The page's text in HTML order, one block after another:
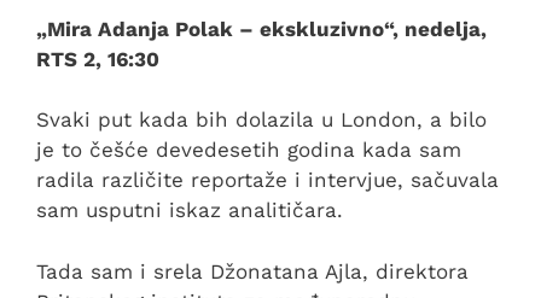
„Mira Adanja Polak – ekskluzivno“, nedelja,
RTS 2, 16:30
Svaki put kada bih dolazila u London, a bilo
je to češće devedesetih godina kada sam
radila različite reportaže i intervjue, sačuvala
sam usputni iskaz analitičara.
Tada sam i srela Džonatana Ajla, direktora